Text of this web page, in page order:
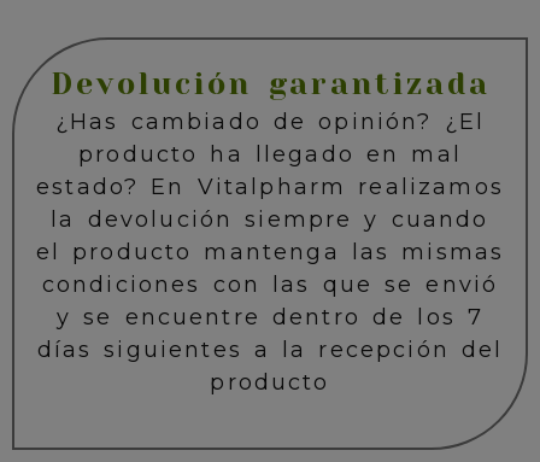
Devolución garantizada
¿Has cambiado de opinión? ¿El
producto ha llegado en mal
estado? En Vitalpharm realizamos
la devolución siempre y cuando
el producto mantenga las mismas
condiciones con las que se envió
y se encuentre dentro de los 7
días siguientes a la recepción del
producto